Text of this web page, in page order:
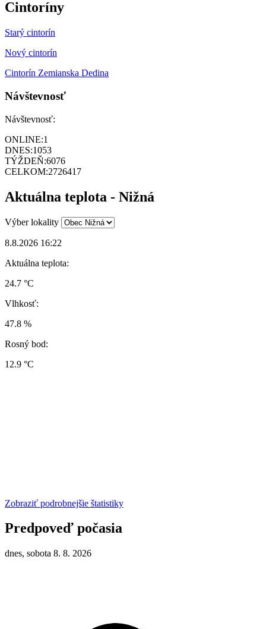
Cintoríny
Starý cintorín
Nový cintorín
Cintorín Zemianska Dedina
Návštevnosť
Návštevnosť:
ONLINE:1
DNES:1053
TÝŽDEŇ:6076
CELKOM:2726417
Aktuálna teplota - Nižná
Výber lokality
8.8.2026 16:22
Aktuálna teplota:
24.7 °C
Vlhkosť:
47.8 %
Rosný bod:
12.9 °C
Zobraziť podrobnejšie štatistiky
Predpoveď počasia
dnes, sobota 8. 8. 2026